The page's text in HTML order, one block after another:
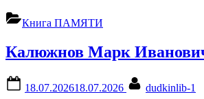
Книга ПАМЯТИ
Калюжнов Марк
on
18.07.202618.07.2026
dudkinlib-1